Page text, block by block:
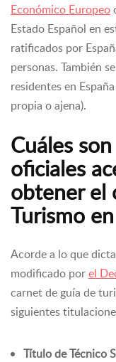
Económico Europeo
Estado Español en
ratificados por
personas. También
residentes en
propia o ajena).
Cuáles
oficiales
obtener el
Turismo
Acorde a lo que
modificado porel
carnet de guía de
siguientes
Título de Técnico